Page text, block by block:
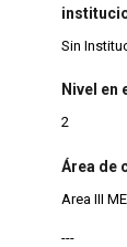
Sin
Nivel en
2
Área de
---